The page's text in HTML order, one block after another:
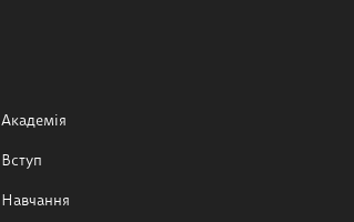
Академія
Вступ
Навчання